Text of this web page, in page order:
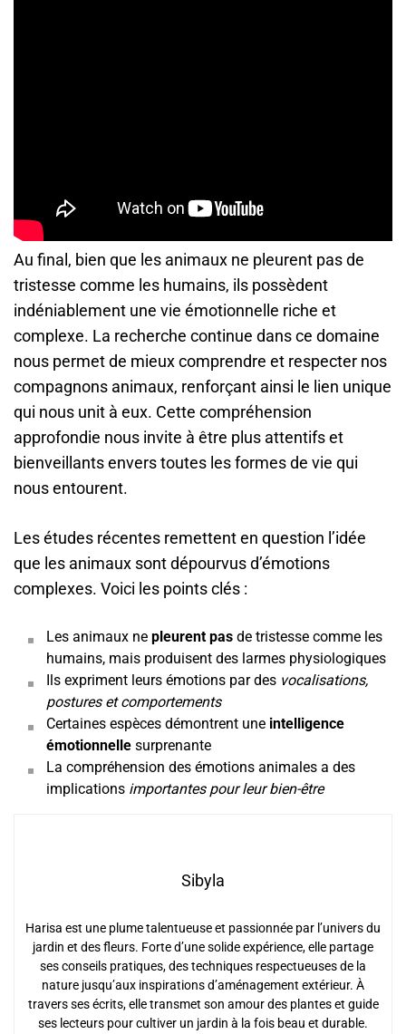
Au final, bien que les animaux ne pleurent pas de
tristesse comme les humains, ils possèdent
indéniablement une vie émotionnelle riche et
complexe. La recherche continue dans ce domaine
nous permet de mieux comprendre et respecter nos
compagnons animaux, renforçant ainsi le lien unique
qui nous unit à eux. Cette compréhension
approfondie nous invite à être plus attentifs et
bienveillants envers toutes les formes de vie qui
nous entourent.
Les études récentes remettent en question l’idée
que les animaux sont dépourvus d’émotions
complexes. Voici les points clés :
Les animaux ne pleurent pas de tristesse comme les
humains, mais produisent des larmes physiologiques
Ils expriment leurs émotions par des vocalisations,
postures et comportements
Certaines espèces démontrent une intelligence
émotionnelle surprenante
La compréhension des émotions animales a des
implications importantes pour leur bien-être
Sibyla
Harisa est une plume talentueuse et passionnée par l’univers du
jardin et des fleurs. Forte d’une solide expérience, elle partage
ses conseils pratiques, des techniques respectueuses de la
nature jusqu’aux inspirations d’aménagement extérieur. À
travers ses écrits, elle transmet son amour des plantes et guide
ses lecteurs pour cultiver un jardin à la fois beau et durable.